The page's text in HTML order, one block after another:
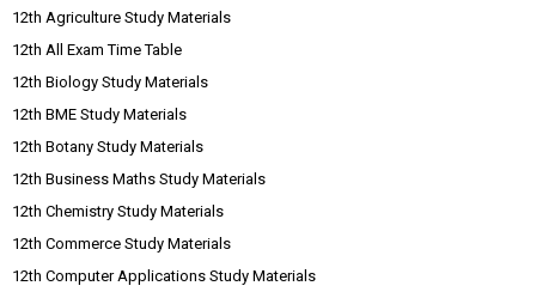
12th Agriculture Study Materials
12th All Exam Time Table
12th Biology Study Materials
12th BME Study Materials
12th Botany Study Materials
12th Business Maths Study Materials
12th Chemistry Study Materials
12th Commerce Study Materials
12th Computer Applications Study Materials